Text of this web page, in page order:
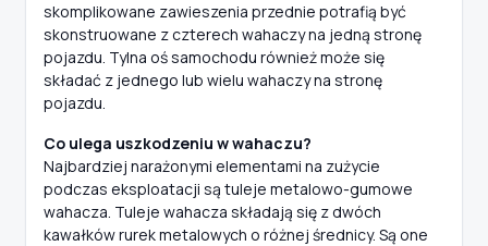
skomplikowane zawieszenia przednie potrafią być
skonstruowane z czterech wahaczy na jedną stronę
pojazdu. Tylna oś samochodu również może się
składać z jednego lub wielu wahaczy na stronę
pojazdu.
Co ulega uszkodzeniu w wahaczu?
Najbardziej narażonymi elementami na zużycie
podczas eksploatacji są tuleje metalowo-gumowe
wahacza. Tuleje wahacza składają się z dwóch
kawałków rurek metalowych o różnej średnicy. Są one